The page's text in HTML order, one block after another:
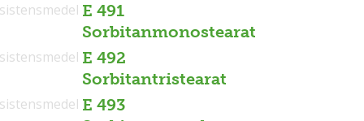
E 491
Sorbitanmonostearat
E 492
Sorbitantristearat
E 493